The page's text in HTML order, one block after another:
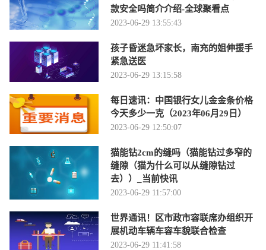
款安全吗简介介绍-全球聚看点
2023-06-29 13:55:43
孩子昏迷急坏家长，南充的姐伸援手
紧急送医
2023-06-29 13:15:58
每日速讯：中国银行女儿金金条价格
今天多少一克（2023年06月29日）
2023-06-29 12:50:07
猫能钻2cm的缝吗（猫能钻过多窄的
缝隙（猫为什么可以从缝隙钻过
去））_当前快讯
2023-06-29 11:57:00
世界通讯！区市政市容联席办组织开
展机动车辆车容车貌联合检查
2023-06-29 11:41:58